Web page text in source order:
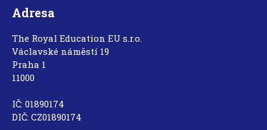
Adresa
The Royal Education EU s.r.o.
Václavské náměstí 19
Praha 1
11000
IČ: 01890174
DIČ: CZ01890174